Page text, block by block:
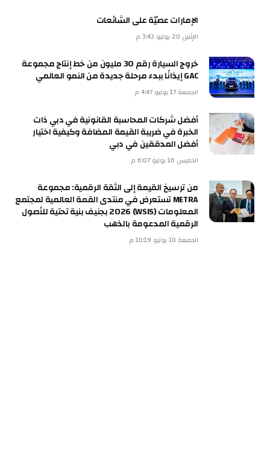
الإمارات عصيّة على الشائعات
الإثنين 20 يوليو 3:43 م
خروج السيارة رقم 30 مليون من خط إنتاج مجموعة
GAC إيذانًا ببدء مرحلة جديدة من النمو العالمي
الجمعة 17 يوليو 4:47 م
أفضل شركات المحاسبة القانونية في دبي ذات
الخبرة في ضريبة القيمة المضافة وكيفية اختيار
أفضل المدققين في دبي
الخميس 16 يوليو 6:07 م
من ترسيخ القيمة إلى الثقة الرقمية: مجموعة
METRA تستعرض في منتدى القمة العالمية لمجتمع
المعلومات (WSIS) 2026 بجنيف بنية تحتية للأصول
الرقمية المدعومة بالذهب
الجمعة 10 يوليو 10:19 م